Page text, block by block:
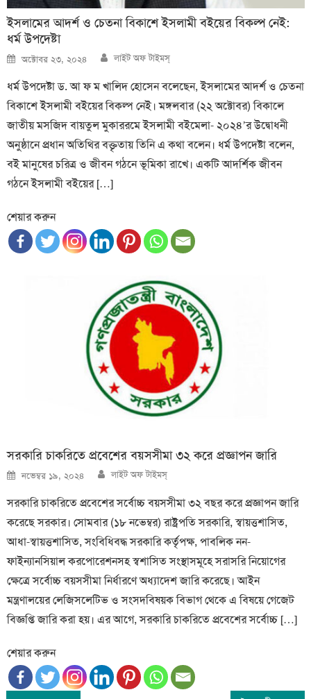
ইসলামের আদর্শ ও চেতনা বিকাশে ইসলামী বইয়ের বিকল্প নেই:
ধর্ম উপদেষ্টা
Posted
on
অক্টোবর ২৩, ২০২৪ Author
লাইট অফ টাইমস্
ধর্ম উপদেষ্টা ড. আ ফ ম খালিদ হোসেন বলেছেন, ইসলামের আদর্শ ও চেতনা
বিকাশে ইসলামী বইয়ের বিকল্প নেই। মঙ্গলবার (২২ অক্টোবর) বিকালে
জাতীয় মসজিদ বায়তুল মুকাররমে ইসলামী বইমেলা- ২০২৪’র উদ্বোধনী
অনুষ্ঠানে প্রধান অতিথির বক্তৃতায় তিনি এ কথা বলেন। ধর্ম উপদেষ্টা বলেন,
বই মানুষের চরিত্র ও জীবন গঠনে ভূমিকা রাখে। একটি আদর্শিক জীবন
গঠনে ইসলামী বইয়ের […]
শেয়ার করুন
সরকারি চাকরিতে প্রবেশের বয়সসীমা ৩২ করে প্রজ্ঞাপন জারি
Posted
on
নভেম্বর ১৯, ২০২৪ Author
লাইট অফ টাইমস্
সরকারি চাকরিতে প্রবেশের সর্বোচ্চ বয়সসীমা ৩২ বছর করে প্রজ্ঞাপন জারি
করেছে সরকার। সোমবার (১৮ নভেম্বর) রাষ্ট্রপতি সরকারি, স্বায়ত্তশাসিত,
আধা-স্বায়ত্তশাসিত, সংবিধিবদ্ধ সরকারি কর্তৃপক্ষ, পাবলিক নন-
ফাইন্যানসিয়াল করপোরেশনসহ স্বশাসিত সংস্থাসমূহে সরাসরি নিয়োগের
ক্ষেত্রে সর্বোচ্চ বয়সসীমা নির্ধারণে অধ্যাদেশ জারি করেছে। আইন
মন্ত্রণালয়ের লেজিসলেটিভ ও সংসদবিষয়ক বিভাগ থেকে এ বিষয়ে গেজেট
বিজ্ঞপ্তি জারি করা হয়। এর আগে, সরকারি চাকরিতে প্রবেশের সর্বোচ্চ […]
শেয়ার করুন